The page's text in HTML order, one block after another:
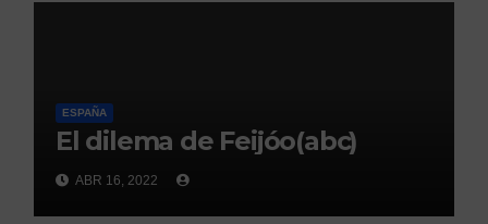
ESPAÑA
El dilema de Feijóo(abc)
ABR 16, 2022